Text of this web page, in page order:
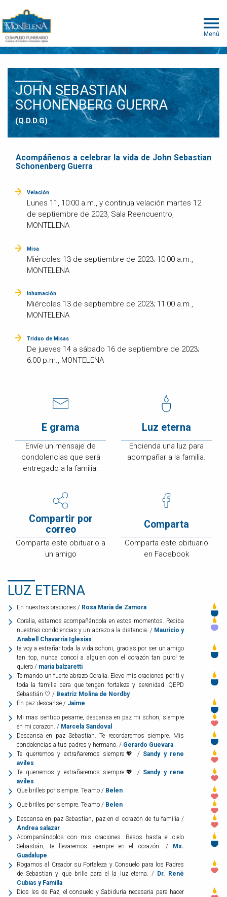
Menú
JOHN SEBASTIAN
SCHONENBERG GUERRA
(Q.D.D.G)
Acompáñenos a celebrar la vida de John Sebastian
Schonenberg Guerra
Velación
Lunes 11, 10:00 a.m., y continua velación martes 12
de septiembre de 2023, Sala Reencuentro,
MONTELENA
Misa
Miércoles 13 de septiembre de 2023; 10:00 a.m.,
MONTELENA
Inhumación
Miércoles 13 de septiembre de 2023; 11:00 a.m.,
MONTELENA
Triduo de Misas
De jueves 14 a sábado 16 de septiembre de 2023;
6:00 p.m., MONTELENA
E grama
Envíe un mensaje de
condolencias que será
entregado a la familia.
Luz eterna
Encienda una luz para
acompañar a la familia.
Compartir por
correo
Comparta este obituario a
un amigo
Comparta
Comparta este obituario
en Facebook
LUZ ETERNA
En nuestras oraciones / Rosa Maria de Zamora
Coralia, estamos acompañándola en estos momentos. Reciba
nuestras condolencias y un abrazo a la distancia. / Mauricio y
Anabell Chavarria Iglesias
te voy a extrañar toda la vida schoni, gracias por ser un amigo
tan top, nunca conocí a alguien con el corazón tan puro! te
quiero / maria balzaretti
Te mando un fuerte abrazo Coralia. Elevo mis oraciones por ti y
toda la familia para que tengan fortaleza y serenidad. QEPD
Sebastián 🤍 / Beatriz Molina de Nordby
En paz descanse / Jaime
Mi mas sentido pesame, descansa en paz mi schon, siempre
en mi corazon. / Marcela Sandoval
Descansa en paz Sebastian. Te recordaremos siempre. Mis
condolencias a tus padres y hermano. / Gerardo Guevara
Te querremos y extrañaremos siempre💖 / Sandy y rene
aviles
Te querremos y extrañaremos siempre💖 / Sandy y rene
aviles
Que brilles por siempre. Te amo / Belen
Que brilles por siempre. Te amo / Belen
Descansa en paz Sebastian, paz en el corazón de tu familia /
Andrea salazar
Acompanándolos con mis oraciones. Besos hasta el cielo
Sebastián, te llevaremos siempre en el corazón. /
Ms.
Guadalupe
Rogamos al Creador su Fortaleza y Consuelo para los Padres
de Sebastian y que brille para el la luz eterna. / Dr. René
Cubias y Familla
Dios les de Paz, el consuelo y Sabiduría necesaria para hacer